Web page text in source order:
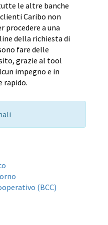
le altre banche
Caribo non
procedere a una
della richiesta di
fare delle
grazie al tool
impegno e in
rapido.
(BCC)